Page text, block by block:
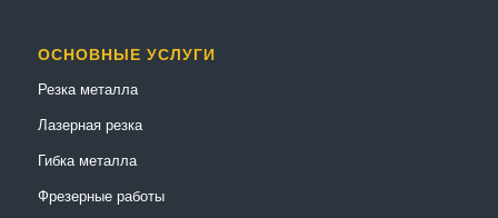
ОСНОВНЫЕ УСЛУГИ
Резка металла
Лазерная резка
Гибка металла
Фрезерные работы